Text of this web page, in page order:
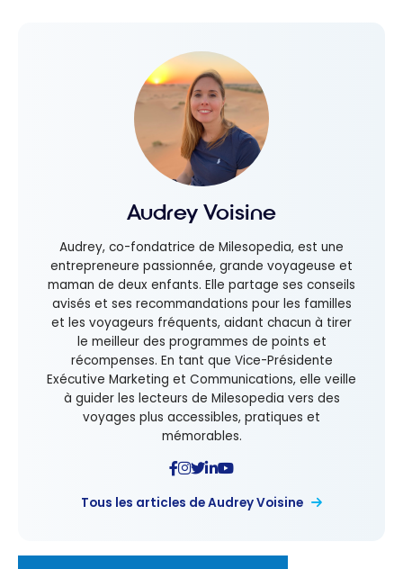
Audrey Voisine
Audrey, co-fondatrice de Milesopedia, est une
entrepreneure passionnée, grande voyageuse et
maman de deux enfants. Elle partage ses conseils
avisés et ses recommandations pour les familles
et les voyageurs fréquents, aidant chacun à tirer
le meilleur des programmes de points et
récompenses. En tant que Vice-Présidente
Exécutive Marketing et Communications, elle veille
à guider les lecteurs de Milesopedia vers des
voyages plus accessibles, pratiques et
mémorables.
Tous les articles de Audrey Voisine